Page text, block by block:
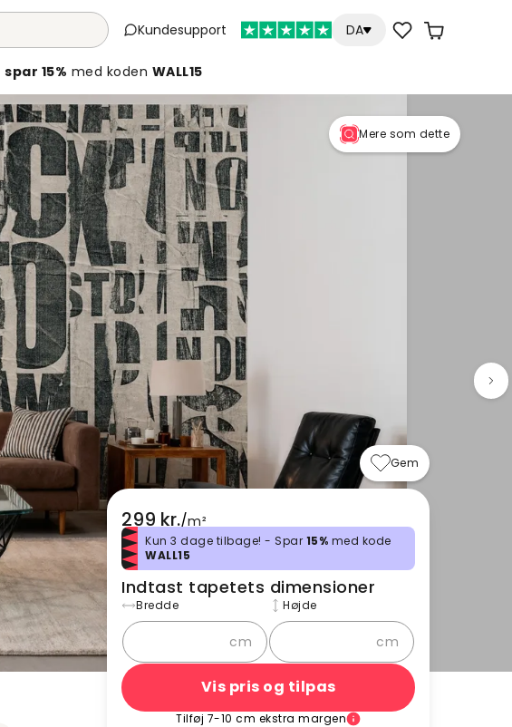
Kundesupport DA
spar 15% med koden WALL15
Mere som dette
Gem
299 kr./m²
Kun 3 dage tilbage! - Spar 15% med kode
WALL15
Indtast tapetets dimensioner
Bredde
cm
Højde
cm
Vis pris og tilpas
Tilføj 7-10 cm ekstra margen